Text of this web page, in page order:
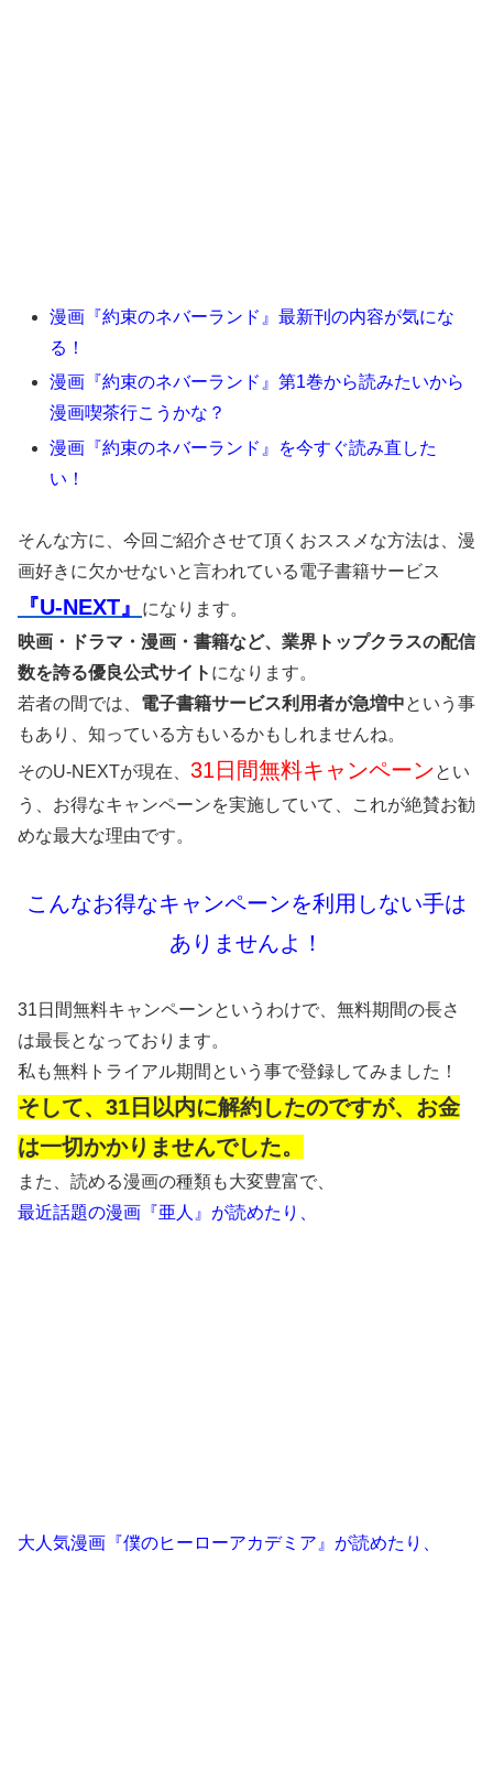
漫画『約束のネバーランド』最新刊の内容が気にな
る！
漫画『約束のネバーランド』第1巻から読みたいから
漫画喫茶行こうかな？
漫画『約束のネバーランド』を今すぐ読み直した
い！
そんな方に、今回ご紹介させて頂くおススメな方法は、漫
画好きに欠かせないと言われている電子書籍サービス
『U-NEXT』
になります。
映画・ドラマ・漫画・書籍など、業界トップクラスの配信
数を誇る優良公式サイト になります。
若者の間では、 電子書籍サービス利用者が急増中という事
もあり、知っている方もいるかもしれませんね。
そのU-NEXTが現在、 31日間無料キャンペーンとい
う、お得なキャンペーンを実施していて、これが絶賛お勧
めな最大な理由です。
こんなお得なキャンペーンを利用しない手は
ありませんよ！
31日間無料キャンペーンというわけで、無料期間の長さ
は最長となっております。
私も無料トライアル期間という事で登録してみました！
そして、31日以内に解約したのですが、お金
は一切かかりませんでした。
また、読める漫画の種類も大変豊富で、
最近話題の漫画『亜人』が読めたり、
大人気漫画『僕のヒーローアカデミア』が読めたり、